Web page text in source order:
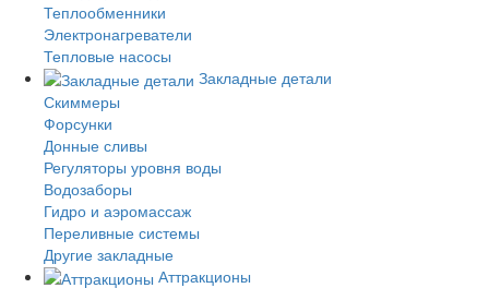
Теплообменники
Электронагреватели
Тепловые насосы
Закладные детали
Скиммеры
Форсунки
Донные сливы
Регуляторы уровня воды
Водозаборы
Гидро и аэромассаж
Переливные системы
Другие закладные
Аттракционы